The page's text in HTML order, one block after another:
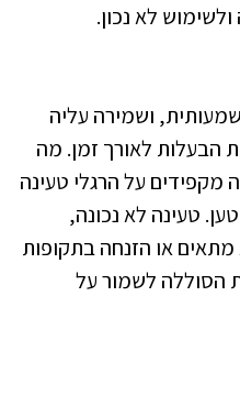
לא נכון.
ושמירה עליה
הבעלות לאורך זמן. מה
מקפידים על הרגלי טעינה
טעינה לא נכונה,
או הזנחה בתקופות
הסוללה לשמור על